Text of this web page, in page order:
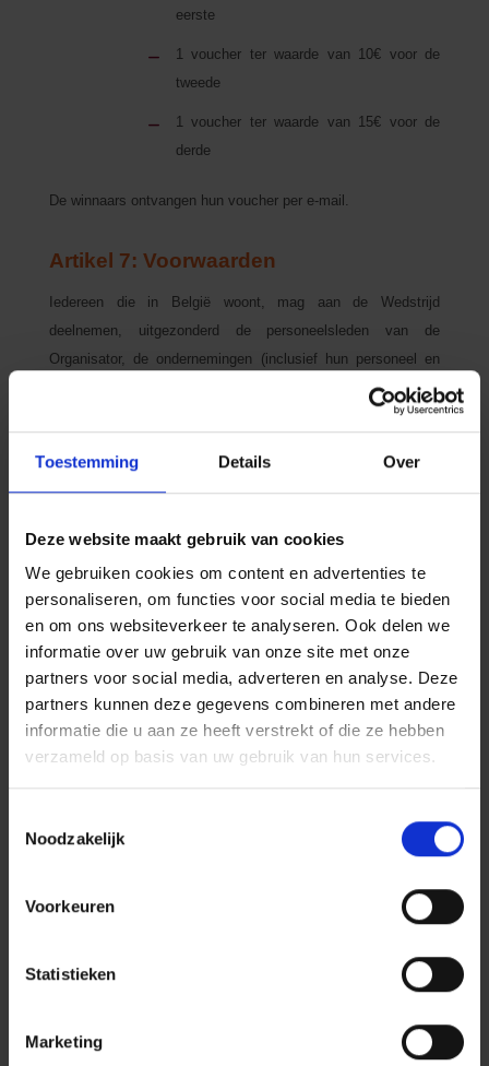
Toestemming Details Over
Deze website maakt gebruik van cookies
We gebruiken cookies om content en advertenties te
personaliseren, om functies voor social media te bieden
en om ons websiteverkeer te analyseren. Ook delen we
informatie over uw gebruik van onze site met onze
partners voor social media, adverteren en analyse. Deze
partners kunnen deze gegevens combineren met andere
informatie die u aan ze heeft verstrekt of die ze hebben
verzameld op basis van uw gebruik van hun services.
Noodzakelijk
Voorkeuren
Statistieken
Marketing
eerste
1 voucher ter waarde van 10€ voor de
tweede
1 voucher ter waarde van 15€ voor de
derde
De winnaars ontvangen hun voucher per e-mail.
Artikel 7: Voorwaarden
Iedereen die in België woont, mag aan de Wedstrijd
deelnemen, uitgezonderd de personeelsleden van de
Organisator, de ondernemingen (inclusief hun personeel en
medewerkers) die bij de organisatie van de Wedstrijd
betrokken zijn en alle verwanten (d.w.z. personen die onder
Deelnemers die geen achttien jaar zijn op het ogenblik van
Door aan de Wedstrijd deel te nemen, gaan de deelnemers
onvoorwaardelijk en volledig akkoord met de spelregels en
het Wedstrijdreglement. De deelname aan de Wedstrijd is
zonder aankoopverplichting.
Tijdens of na de Wedstrijd wordt er geen schriftelijke of
poging tot fraude leidt tot de onherroepelijke en onmiddellijke
uitsluiting van de betrokken deelnemer en/of de begunstigde
De Organisator van deze Wedstrijd behoudt zich het recht
door onvoorziene omstandigheden of omstandigheden buiten
gesteld als de Wedstrijd moet worden onderbroken, uitgesteld
of geannuleerd door omstandigheden buiten zijn wil. De
technische problemen die zich tijdens de Wedstrijd voordoen,